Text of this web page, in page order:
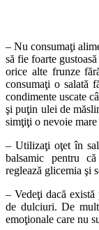
– Nu consumaţi
să fie foarte
orice alte frunze
consumaţi o salată
condimente uscate
şi puţin ulei de
simţiţi o nevoie
– Utilizaţi oţet în
balsamic pentru
reglează glicemia şi
– Vedeţi dacă există
de dulciuri. De
emoţionale care nu